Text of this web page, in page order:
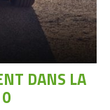
DANS LA